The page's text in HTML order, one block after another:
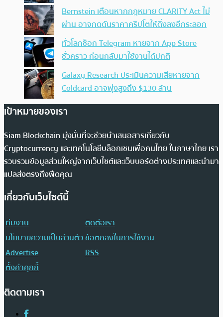
Bernstein เตือนหากกฎหมาย CLARITY Act ไม่
ผ่าน อาจกดดันราคาคริปโตให้ดิ่งลงอีกระลอก
ทั่วโลกช็อก Telegram หายจาก App Store
ชั่วคราว ก่อนกลับมาใช้งานได้ปกติ
Galaxy Research ประเมินความเสียหายจาก
Coldcard อาจพุ่งสูงถึง $130 ล้าน
เป้าหมายของเรา
Siam Blockchain มุ่งมั่นที่จะช่วยนำเสนอสารเกี่ยวกับ
Cryptocurrency และเทคโนโลยีบล็อกเชนเพื่อคนไทย ในภาษาไทย เรา
รวบรวมข้อมูลส่วนใหญ่จากเว็บไซต์และเว็บบอร์ดต่างประเทศและนำมา
แปลส่งตรงถึงฟีดคุณ
เกี่ยวกับเว็บไซต์นี้
ทีมงาน
ติดต่อเรา
นโยบายความเป็นส่วนตัวข้อตกลงในการใช้งาน
Advertise
RSS
ตั้งค่าคุกกี้
ติดตามเรา